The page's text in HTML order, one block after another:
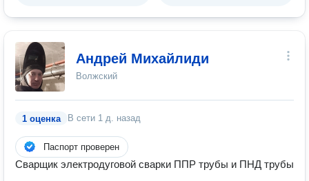
Андрей Михайлиди
Волжский
1 оценка В сети 1 д. назад
Паспорт проверен
Сварщик электродуговой сварки ППР трубы и ПНД трубы